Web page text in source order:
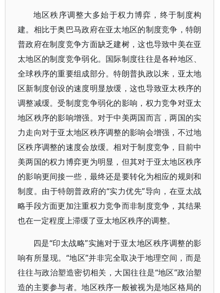
地区秩序调整大多始于权力博弈，终于制度构
建。相比于奥巴马政府在亚太地区的制度竞争，特朗
普政府在制度竞争方面缺乏建树，这也导致中美在亚
太地区的制度竞争弱化。国际制度往往是各种地区、
全球秩序的重要组成部分。特朗普执政以来，亚太地
区新制度创设的速度明显放缓，这也导致亚太秩序的
调整减缓。受制度竞争弱化的影响，权力竞争对亚太
地区秩序的影响增强。对于中美两国而言，两国的实
力走向对于亚太地区秩序调整的影响会增强，不过地
区秩序调整的速度会放缓。相对于制度竞争，目前中
美两国的权力博弈更为明显，但其对于亚太地区秩序
的影响更间接一些，最终还是要转化为相应的规则和
制度。由于特朗普政府的“实力优先”导向，在亚太战
略手段方面更加注重权力竞争而非制度竞争，其结果
也在一定程度上滞缓了亚太地区秩序的调整。
四是“印太战略”实施对于亚太地区秩序调整的影
响有所显现。“地区”并非完全取决于地理空间，而是
往往与政治塑造密切相关，大国往往是“地区”政治塑
造的主要参与者。地区秩序一般被视为是地区格局的